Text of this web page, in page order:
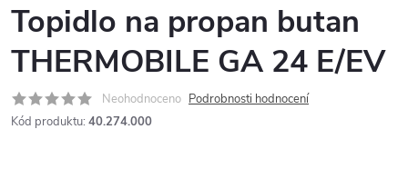
Topidlo na propan butan
THERMOBILE GA 24 E/EV
Neohodnoceno Podrobnosti hodnocení
Kód produktu: 40.274.000